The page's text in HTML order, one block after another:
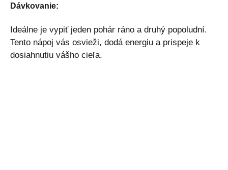
Dávkovanie:
Ideálne je vypiť jeden pohár ráno a druhý popoludní.
Tento nápoj vás osvieži, dodá energiu a prispeje k
dosiahnutiu vášho cieľa.